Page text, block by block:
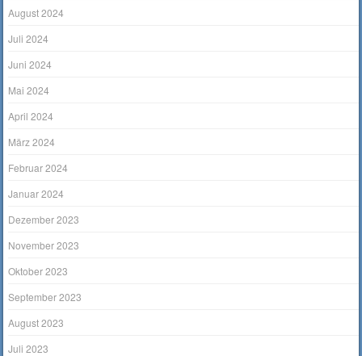
August 2024
Juli 2024
Juni 2024
Mai 2024
April 2024
März 2024
Februar 2024
Januar 2024
Dezember 2023
November 2023
Oktober 2023
September 2023
August 2023
Juli 2023